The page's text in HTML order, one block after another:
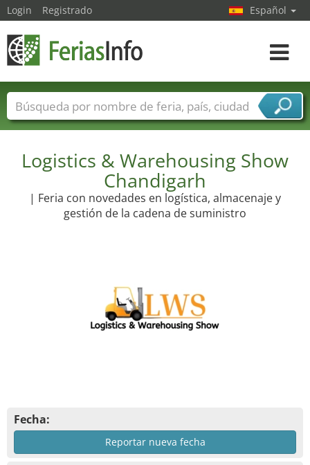
Logistics & Warehousing Show
Chandigarh
| Feria con novedades en logística, almacenaje y
gestión de la cadena de suministro
Fecha:
Reportar nueva fecha
Login Registrado Español
toggle
Nombres de ferias Países
Ciudades
Sectores de proveedor de servicios